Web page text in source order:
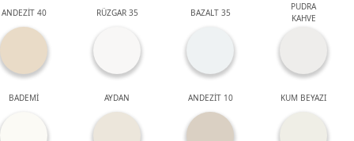
ANDEZİT 40 RÜZGAR 35 BAZALT 35
PUDRA
KAHVE
BADEMİ AYDAN ANDEZİT 10 KUM BEYAZI